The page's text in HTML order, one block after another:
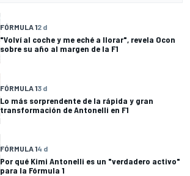
FÓRMULA 12 d
"Volví al coche y me eché a llorar", revela Ocon
sobre su año al margen de la F1
FÓRMULA 13 d
Lo más sorprendente de la rápida y gran
transformación de Antonelli en F1
FÓRMULA 14 d
Por qué Kimi Antonelli es un "verdadero activo"
para la Fórmula 1